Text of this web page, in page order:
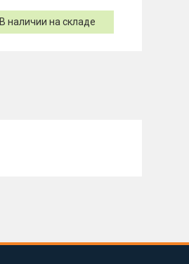
В наличии на складе